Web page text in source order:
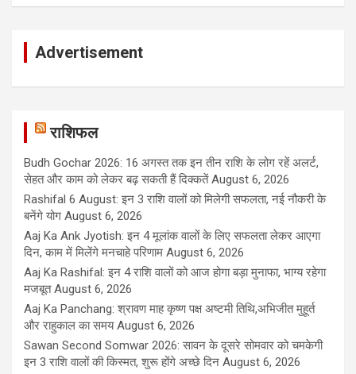
Advertisement
राशिफल
Budh Gochar 2026: 16 अगस्त तक इन तीन राशि के लोग रहें अलर्ट,
सेहत और काम को लेकर बढ़ सकती हैं दिक्कतें August 6, 2026
Rashifal 6 August: इन 3 राशि वालों को मिलेगी सफलता, नई नौकरी के
बनेंगे योग August 6, 2026
Aaj Ka Ank Jyotish: इन 4 मूलांक वालों के लिए सफलता लेकर आएगा
दिन, काम में मिलेंगे मनचाहे परिणाम August 6, 2026
Aaj Ka Rashifal: इन 4 राशि वालों को आज होगा बड़ा मुनाफा, भाग्य रहेगा
मजबूत August 6, 2026
Aaj Ka Panchang: श्रावण माह कृष्ण पक्ष अष्टमी तिथि,अभिजीत मुहूर्त
और राहुकाल का समय August 6, 2026
Sawan Second Somwar 2026: सावन के दूसरे सोमवार को चमकेगी
इन 3 राशि वालों की किस्मत, शुरू होंगे अच्छे दिन August 6, 2026